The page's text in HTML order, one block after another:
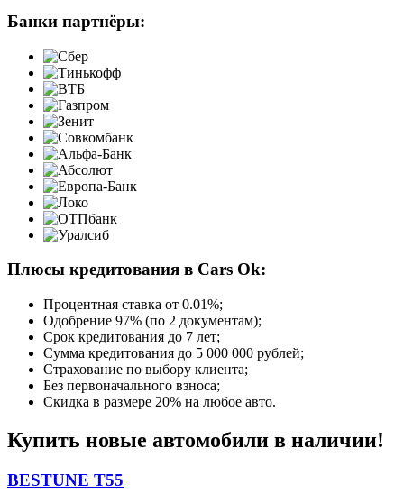
Банки партнёры:
Плюсы кредитования в Cars Ok:
Процентная ставка от 0.01%;
Одобрение 97% (по 2 документам);
Срок кредитования до 7 лет;
Сумма кредитования до 5 000 000 рублей;
Страхование по выбору клиента;
Без первоначального взноса;
Скидка в размере 20% на любое авто.
Купить новые автомобили в наличии!
BESTUNE T55